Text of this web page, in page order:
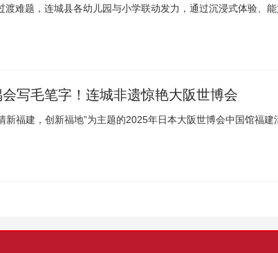
渡难题，连城县各幼儿园与小学联动发力，通过沉浸式体验、
写毛笔字！连城非遗惊艳大阪世博会
新福建，创新福地”为主题的2025年日本大阪世博会中国馆福